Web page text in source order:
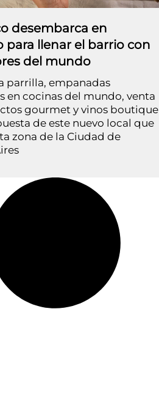
desembarca en
para llenar el barrio con
del mundo
parrilla, empanadas
en cocinas del mundo, venta
gourmet y vinos boutique
de este nuevo local que
zona de la Ciudad de